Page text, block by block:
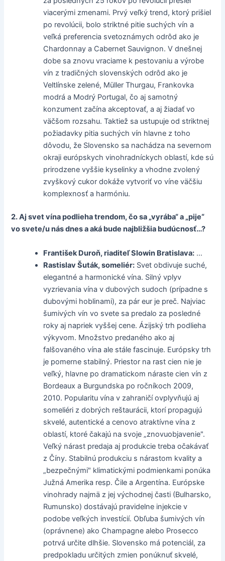
viacerými zmenami. Prvý veľký trend, ktorý prišiel
po revolúcii, bolo striktné pitie suchých vín a
veľká preferencia svetoznámych odrôd ako je
Chardonnay a Cabernet Sauvignon. V dnešnej
dobe sa znovu vraciame k pestovaniu a výrobe
vín z tradičných slovenských odrôd ako je
Veltlínske zelené, Müller Thurgau, Frankovka
modrá a Modrý Portugal, čo aj samotný
konzument začína akceptovať, a aj žiadať vo
väčšom rozsahu. Taktiež sa ustupuje od striktnej
požiadavky pitia suchých vín hlavne z toho
dôvodu, že Slovensko sa nachádza na severnom
okraji európskych vinohradníckych oblastí, kde sú
prirodzene vyššie kyselinky a vhodne zvolený
zvyškový cukor dokáže vytvoriť vo víne väčšiu
komplexnosť a harmóniu.
2. Aj svet vína podlieha trendom, čo sa „vyrába“ a „pije“
vo svete/u nás dnes a aká bude najbližšia budúcnosť…?
František Duroň, riaditeľ Slowin Bratislava: …
Rastislav Šuták, someliér: Svet obdivuje suché,
elegantné a harmonické vína. Silný vplyv
vyzrievania vína v dubových sudoch (prípadne s
dubovými hoblinami), za pár eur je preč. Najviac
šumivých vín vo svete sa predalo za posledné
roky aj napriek vyššej cene. Ázijský trh podlieha
výkyvom. Množstvo predaného ako aj
falšovaného vína ale stále fascinuje. Európsky trh
je pomerne stabilný. Priestor na rast cien nie je
veľký, hlavne po dramatickom náraste cien vín z
Bordeaux a Burgundska po ročníkoch 2009,
2010. Popularitu vína v zahraničí ovplyvňujú aj
someliéri z dobrých reštaurácii, ktorí propagujú
skvelé, autentické a cenovo atraktívne vína z
oblastí, ktoré čakajú na svoje „znovuobjavenie".
Veľký nárast predaja aj produkcie treba očakávať
z Číny. Stabilnú produkciu s nárastom kvality a
„bezpečnými" klimatickými podmienkami ponúka
Južná Amerika resp. Čile a Argentína. Európske
vinohrady najmä z jej východnej časti (Bulharsko,
Rumunsko) dostávajú pravidelne injekcie v
podobe veľkých investícií. Obľuba šumivých vín
(oprávnene) ako Champagne alebo Prosecco
potrvá určite dlhšie. Slovensko má potenciál, za
predpokladu určitých zmien ponúknuť skvelé,